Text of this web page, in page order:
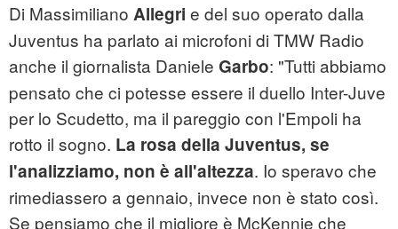
Di Massimiliano Allegri e del suo operato dalla
Juventus ha parlato ai microfoni di TMW Radio
anche il giornalista Daniele Garbo: "Tutti abbiamo
pensato che ci potesse essere il duello Inter-Juve
per lo Scudetto, ma il pareggio con l'Empoli ha
rotto il sogno. La rosa della Juventus, se
l'analizziamo, non è all'altezza. Io speravo che
rimediassero a gennaio, invece non è stato così.
Se pensiamo che il migliore è McKennie che